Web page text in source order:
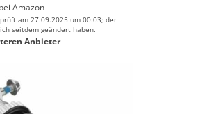
Amazon
am 27.09.2025 um 00:03; der
seitdem geändert haben.
Anbieter